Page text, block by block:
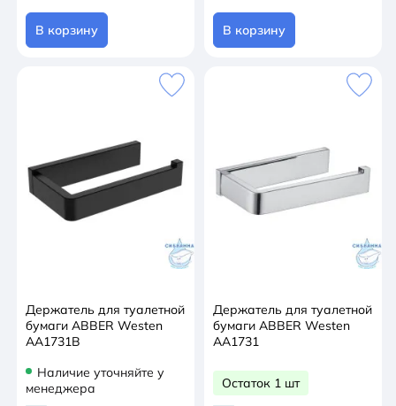
В корзину В корзину
Держатель для туалетной
бумаги ABBER Westen
AA1731B
Наличие уточняйте у
менеджера
Держатель для туалетной
бумаги ABBER Westen
AA1731
Остаток 1 шт